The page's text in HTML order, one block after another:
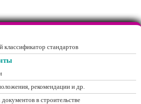
стандартов
рекомендации и др.
в строительстве